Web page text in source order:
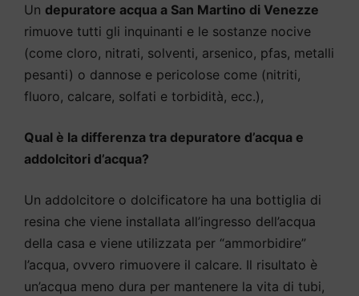
Un depuratore acqua a San Martino di Venezze
rimuove tutti gli inquinanti e le sostanze nocive
(come cloro, nitrati, solventi, arsenico, pfas, metalli
pesanti) o dannose e pericolose come (nitriti,
fluoro, calcare, solfati e torbidità, ecc.),
Qual è la differenza tra depuratore d’acqua e
addolcitori d’acqua?
Un addolcitore o dolcificatore ha una bottiglia di
resina che viene installata all’ingresso dell’acqua
della casa e viene utilizzata per “ammorbidire”
l’acqua, ovvero rimuovere il calcare. Il risultato è
un’acqua meno dura per mantenere la vita di tubi,